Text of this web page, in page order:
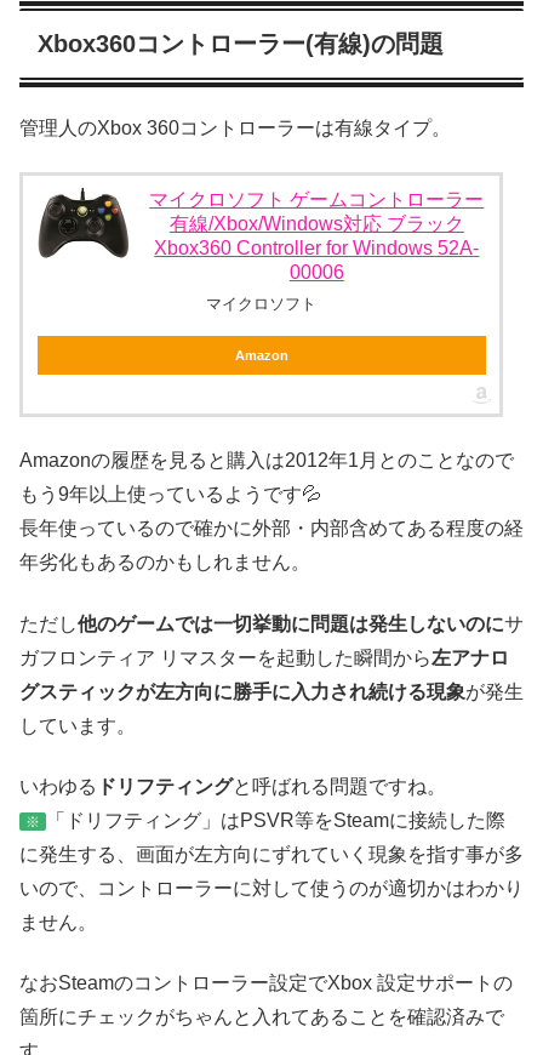
Xbox360コントローラー(有線)の問題
管理人のXbox 360コントローラーは有線タイプ。
マイクロソフト ゲームコントローラー
有線/Xbox/Windows対応 ブラック
Xbox360 Controller for Windows 52A-
00006
マイクロソフト
Amazon
Amazonの履歴を見ると購入は2012年1月とのことなので
もう9年以上使っているようです💦
長年使っているので確かに外部・内部含めてある程度の経
年劣化もあるのかもしれません。
ただし他のゲームでは一切挙動に問題は発生しないのにサ
ガフロンティア リマスターを起動した瞬間から左アナロ
グスティックが左方向に勝手に入力され続ける現象が発生
しています。
いわゆる ドリフティングと呼ばれる問題ですね。
※
「ドリフティング」はPSVR等をSteamに接続した際
に発生する、画面が左方向にずれていく現象を指す事が多
いので、コントローラーに対して使うのが適切かはわかり
ません。
なおSteamのコントローラー設定でXbox 設定サポートの
箇所にチェックがちゃんと入れてあることを確認済みで